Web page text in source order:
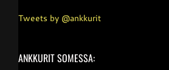
Tweets by @ankkurit
ANKKURIT SOMESSA: